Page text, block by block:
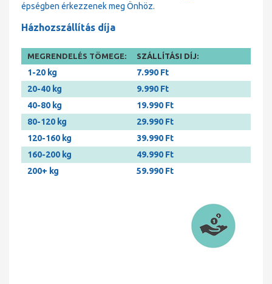
épségben érkezzenek meg Önhöz.
Házhozszállítás díja
MEGRENDELÉS TÖMEGE: SZÁLLÍTÁSI DÍJ:
1-20 kg
7.990 Ft
20-40 kg
9.990 Ft
40-80 kg
19.990 Ft
80-120 kg
29.990 Ft
120-160 kg
39.990 Ft
160-200 kg
49.990 Ft
200+ kg
59.990 Ft